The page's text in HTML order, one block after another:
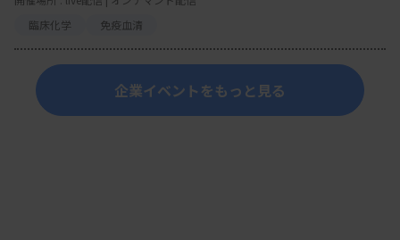
臨床化学
免疫血清
企業イベントをもっと見る